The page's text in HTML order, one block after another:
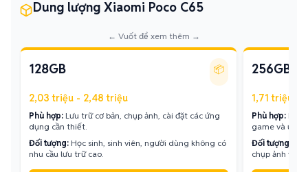
Dung lượng Xiaomi Poco C65
← Vuốt để xem thêm →
128GB 📦
2,03 triệu - 2,48 triệu
Phù hợp: Lưu trữ cơ bản, chụp ảnh, cài đặt các ứng
dụng cần thiết.
Đối tượng: Học sinh, sinh viên, người dùng không có
nhu cầu lưu trữ cao.
256GB
1,71 triệu -
Phù hợp:
game và ứng
Đối tượng:
chụp ảnh và